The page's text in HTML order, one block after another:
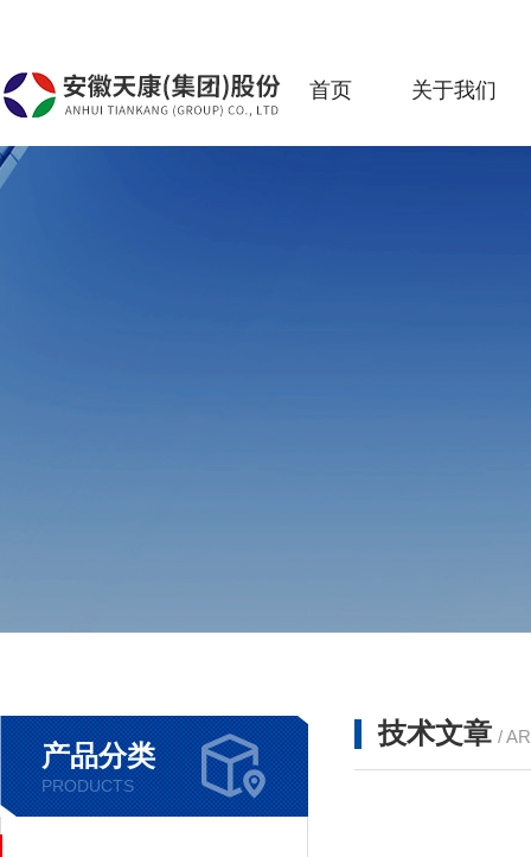
首页 关于我们
产品分类
PRODUCTS
技术文章 /